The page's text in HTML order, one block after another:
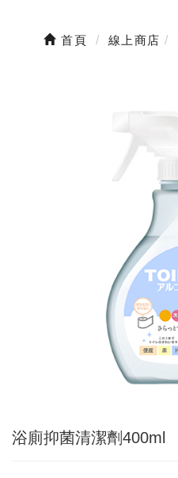
首頁 線上商店
浴廁抑菌清潔劑400ml